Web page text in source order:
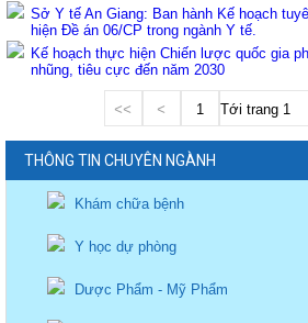
Sở Y tế An Giang: Ban hành Kế hoạch
hiện Đề án 06/CP trong ngành Y tế.
Kế hoạch thực hiện Chiến lược quốc gia
nhũng, tiêu cực đến năm 2030
<< < 1 Tới trang
THÔNG TIN CHUYÊN NGÀNH
Khám chữa bệnh
Y học dự phòng
Dược Phẩm - Mỹ Phẩm